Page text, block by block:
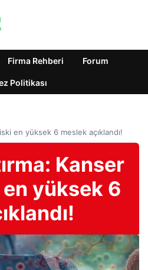
Firma Rehberi Forum
Politikası
en yüksek 6 meslek açıklandı!
Kanser
yüksek 6